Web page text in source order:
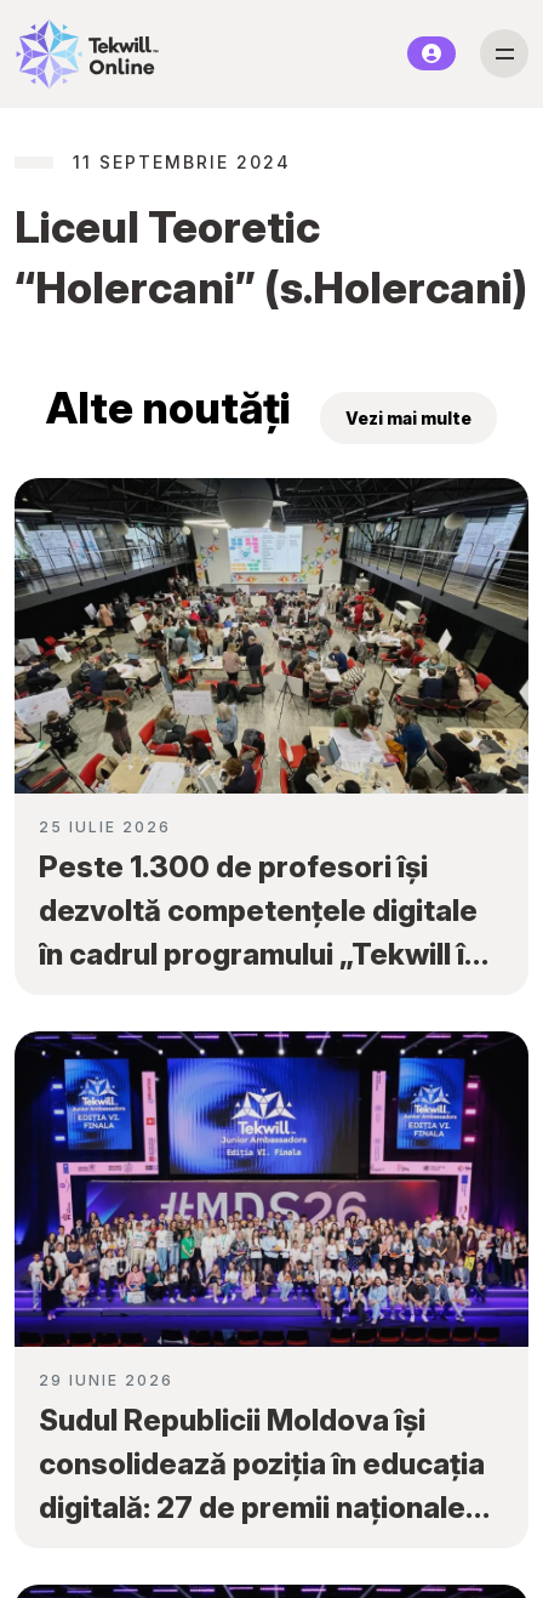
11 SEPTEMBRIE 2024
Liceul Teoretic
“Holercani” (s.Holercani)
Alte noutăți Vezi mai multe
25 IULIE 2026
Peste 1.300 de profesori își
dezvoltă competențele digitale
în cadrul programului „Tekwill în
29 IUNIE 2026
Sudul Republicii Moldova își
consolidează poziția în educația
digitală: 27 de premii naționale